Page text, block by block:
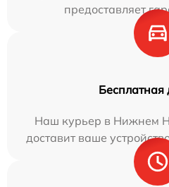
предоставляет
Бесплатная
Наш курьер в Нижнем
доставит ваше